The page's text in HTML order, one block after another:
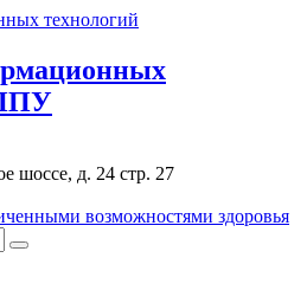
шоссе, д. 24 стр. 27
возможностями здоровья